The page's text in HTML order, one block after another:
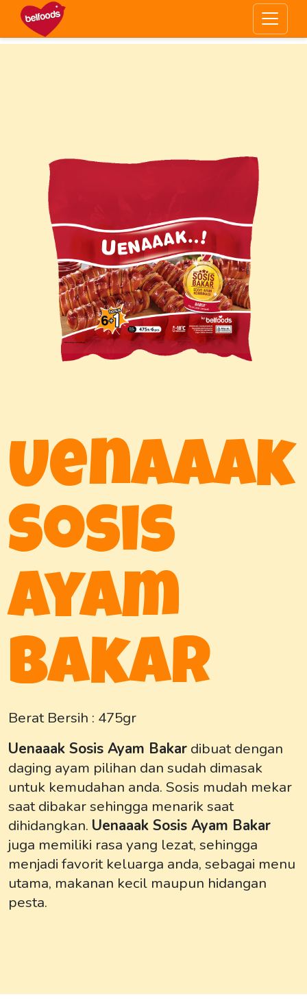
Uenaaak
Sosis
Ayam
Bakar
Berat Bersih : 475gr
Uenaaak Sosis Ayam Bakar dibuat dengan
daging ayam pilihan dan sudah dimasak
untuk kemudahan anda. Sosis mudah mekar
saat dibakar sehingga menarik saat
dihidangkan. Uenaaak Sosis Ayam Bakar
juga memiliki rasa yang lezat, sehingga
menjadi favorit keluarga anda, sebagai menu
utama, makanan kecil maupun hidangan
pesta.